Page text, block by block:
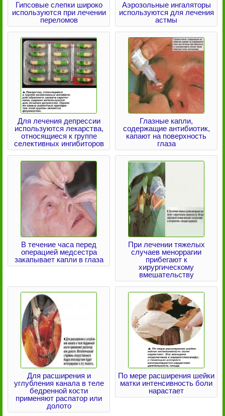
Гипсовые слепки широко
используются при лечении
переломов
Аэрозольные ингаляторы
используются для лечения
астмы
Для лечения депрессии
используются лекарства,
относящиеся к группе
селективных ингибиторов
Глазные капли,
содержащие антибиотик,
капают на поверхность
глаза
В течение часа перед
операцией медсестра
закапывает капли в глаза
При лечении тяжелых
случаев меноррагии
прибегают к
хирургическому
вмешательству
Для расширения и
углубления канала в теле
бедренной кости
применяют распатор или
долото
По мере расширения шейки
матки интенсивность боли
нарастает